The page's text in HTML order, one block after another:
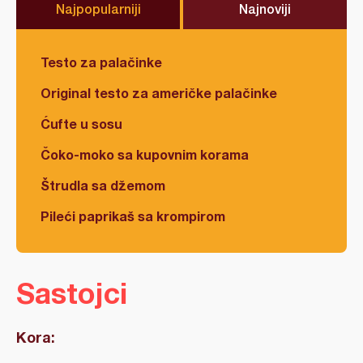
Najpopularniji Najnoviji
Testo za palačinke
Original testo za američke palačinke
Ćufte u sosu
Čoko-moko sa kupovnim korama
Štrudla sa džemom
Pileći paprikaš sa krompirom
Sastojci
Kora: